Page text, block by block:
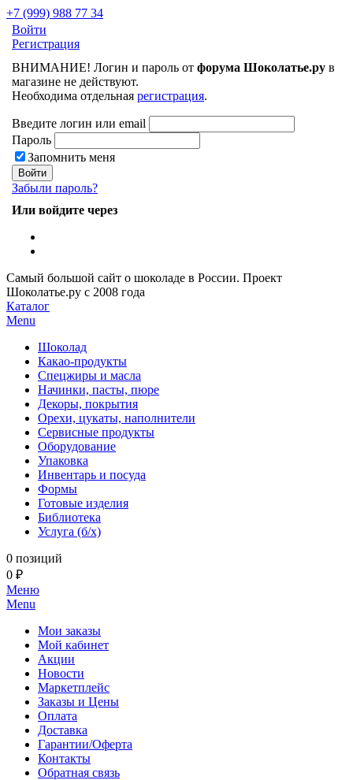
+7 (999) 988 77 34
Войти
Регистрация
ВНИМАНИЕ! Логин и пароль от форума Шоколатье.ру в
магазине не действуют.
Необходима отдельная регистрация.
Введите логин или email
Пароль
Запомнить меня
Забыли пароль?
Или войдите через
Самый большой сайт о шоколаде в России. Проект
Шоколатье.ру с 2008 года
Каталог
Menu
Шоколад
Какао-продукты
Спецжиры и масла
Начинки, пасты, пюре
Декоры, покрытия
Орехи, цукаты, наполнители
Сервисные продукты
Оборудование
Упаковка
Инвентарь и посуда
Формы
Готовые изделия
Библиотека
Услуга (б/х)
0 позиций
0 ₽
Меню
Menu
Мои заказы
Мой кабинет
Акции
Новости
Маркетплейс
Заказы и Цены
Оплата
Доставка
Гарантии/Оферта
Контакты
Обратная связь